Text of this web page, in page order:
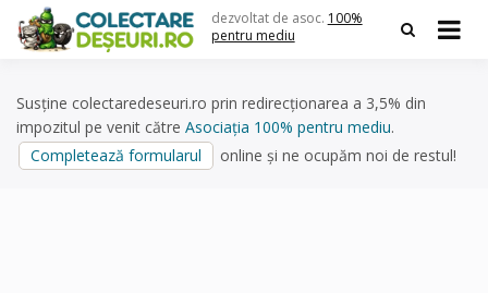
content
dezvoltat de asoc. 100%
pentru mediu
Susține colectaredeseuri.ro prin redirecționarea a 3,5% din
impozitul pe venit către Asociația 100% pentru mediu.
Completează formularul
online și ne ocupăm noi de restul!